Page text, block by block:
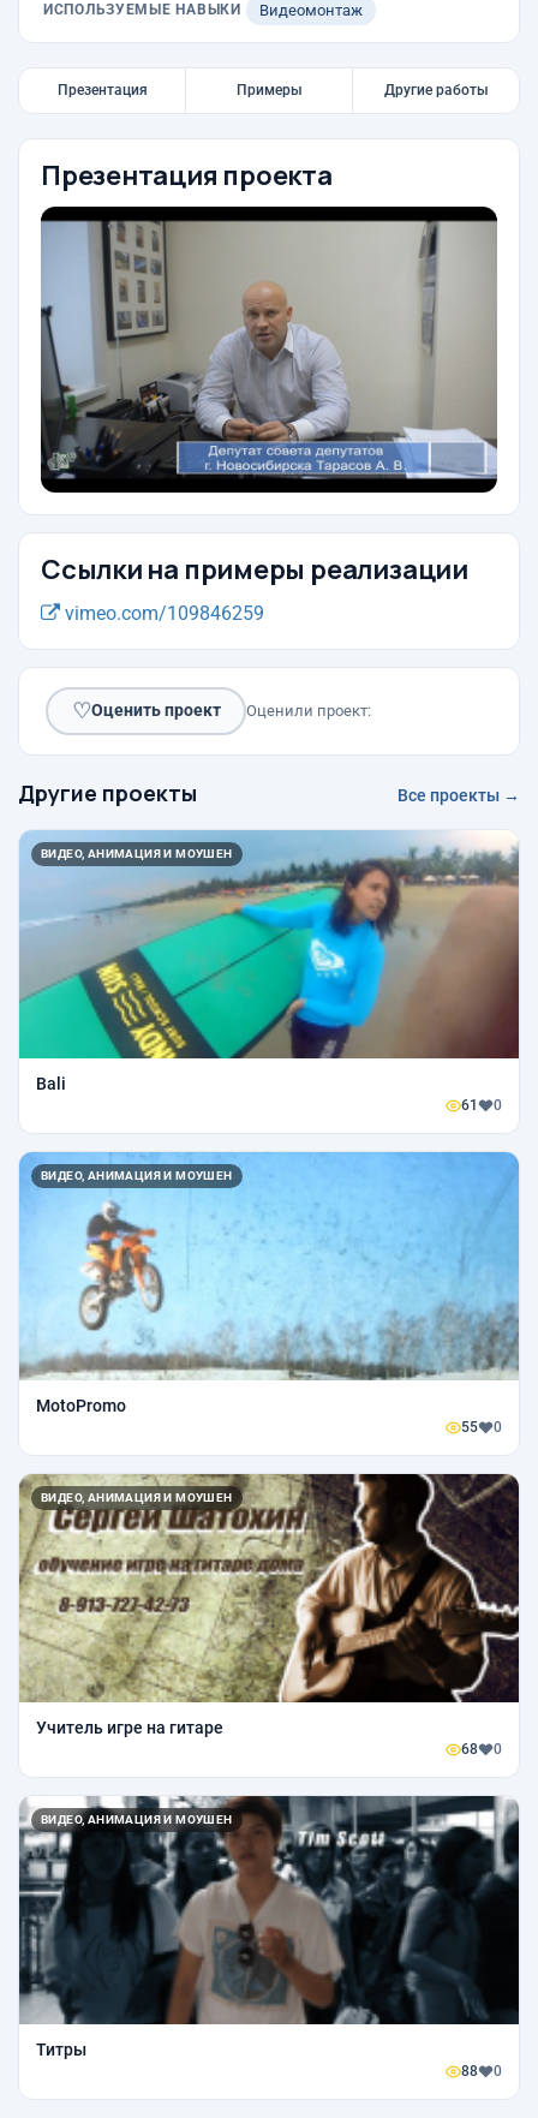
ИСПОЛЬЗУЕМЫЕ НАВЫКИ Видеомонтаж
Презентация Примеры Другие работы
Презентация проекта
Ссылки на примеры реализации
vimeo.com/109846259
♡Оценить проект Оценили проект:
Другие проекты Все проекты →
ВИДЕО, АНИМАЦИЯ И МОУШЕН
Bali
61 0
ВИДЕО, АНИМАЦИЯ И МОУШЕН
MotoPromo
55 0
ВИДЕО, АНИМАЦИЯ И МОУШЕН
Учитель игре на гитаре
68 0
ВИДЕО, АНИМАЦИЯ И МОУШЕН
Титры
88 0